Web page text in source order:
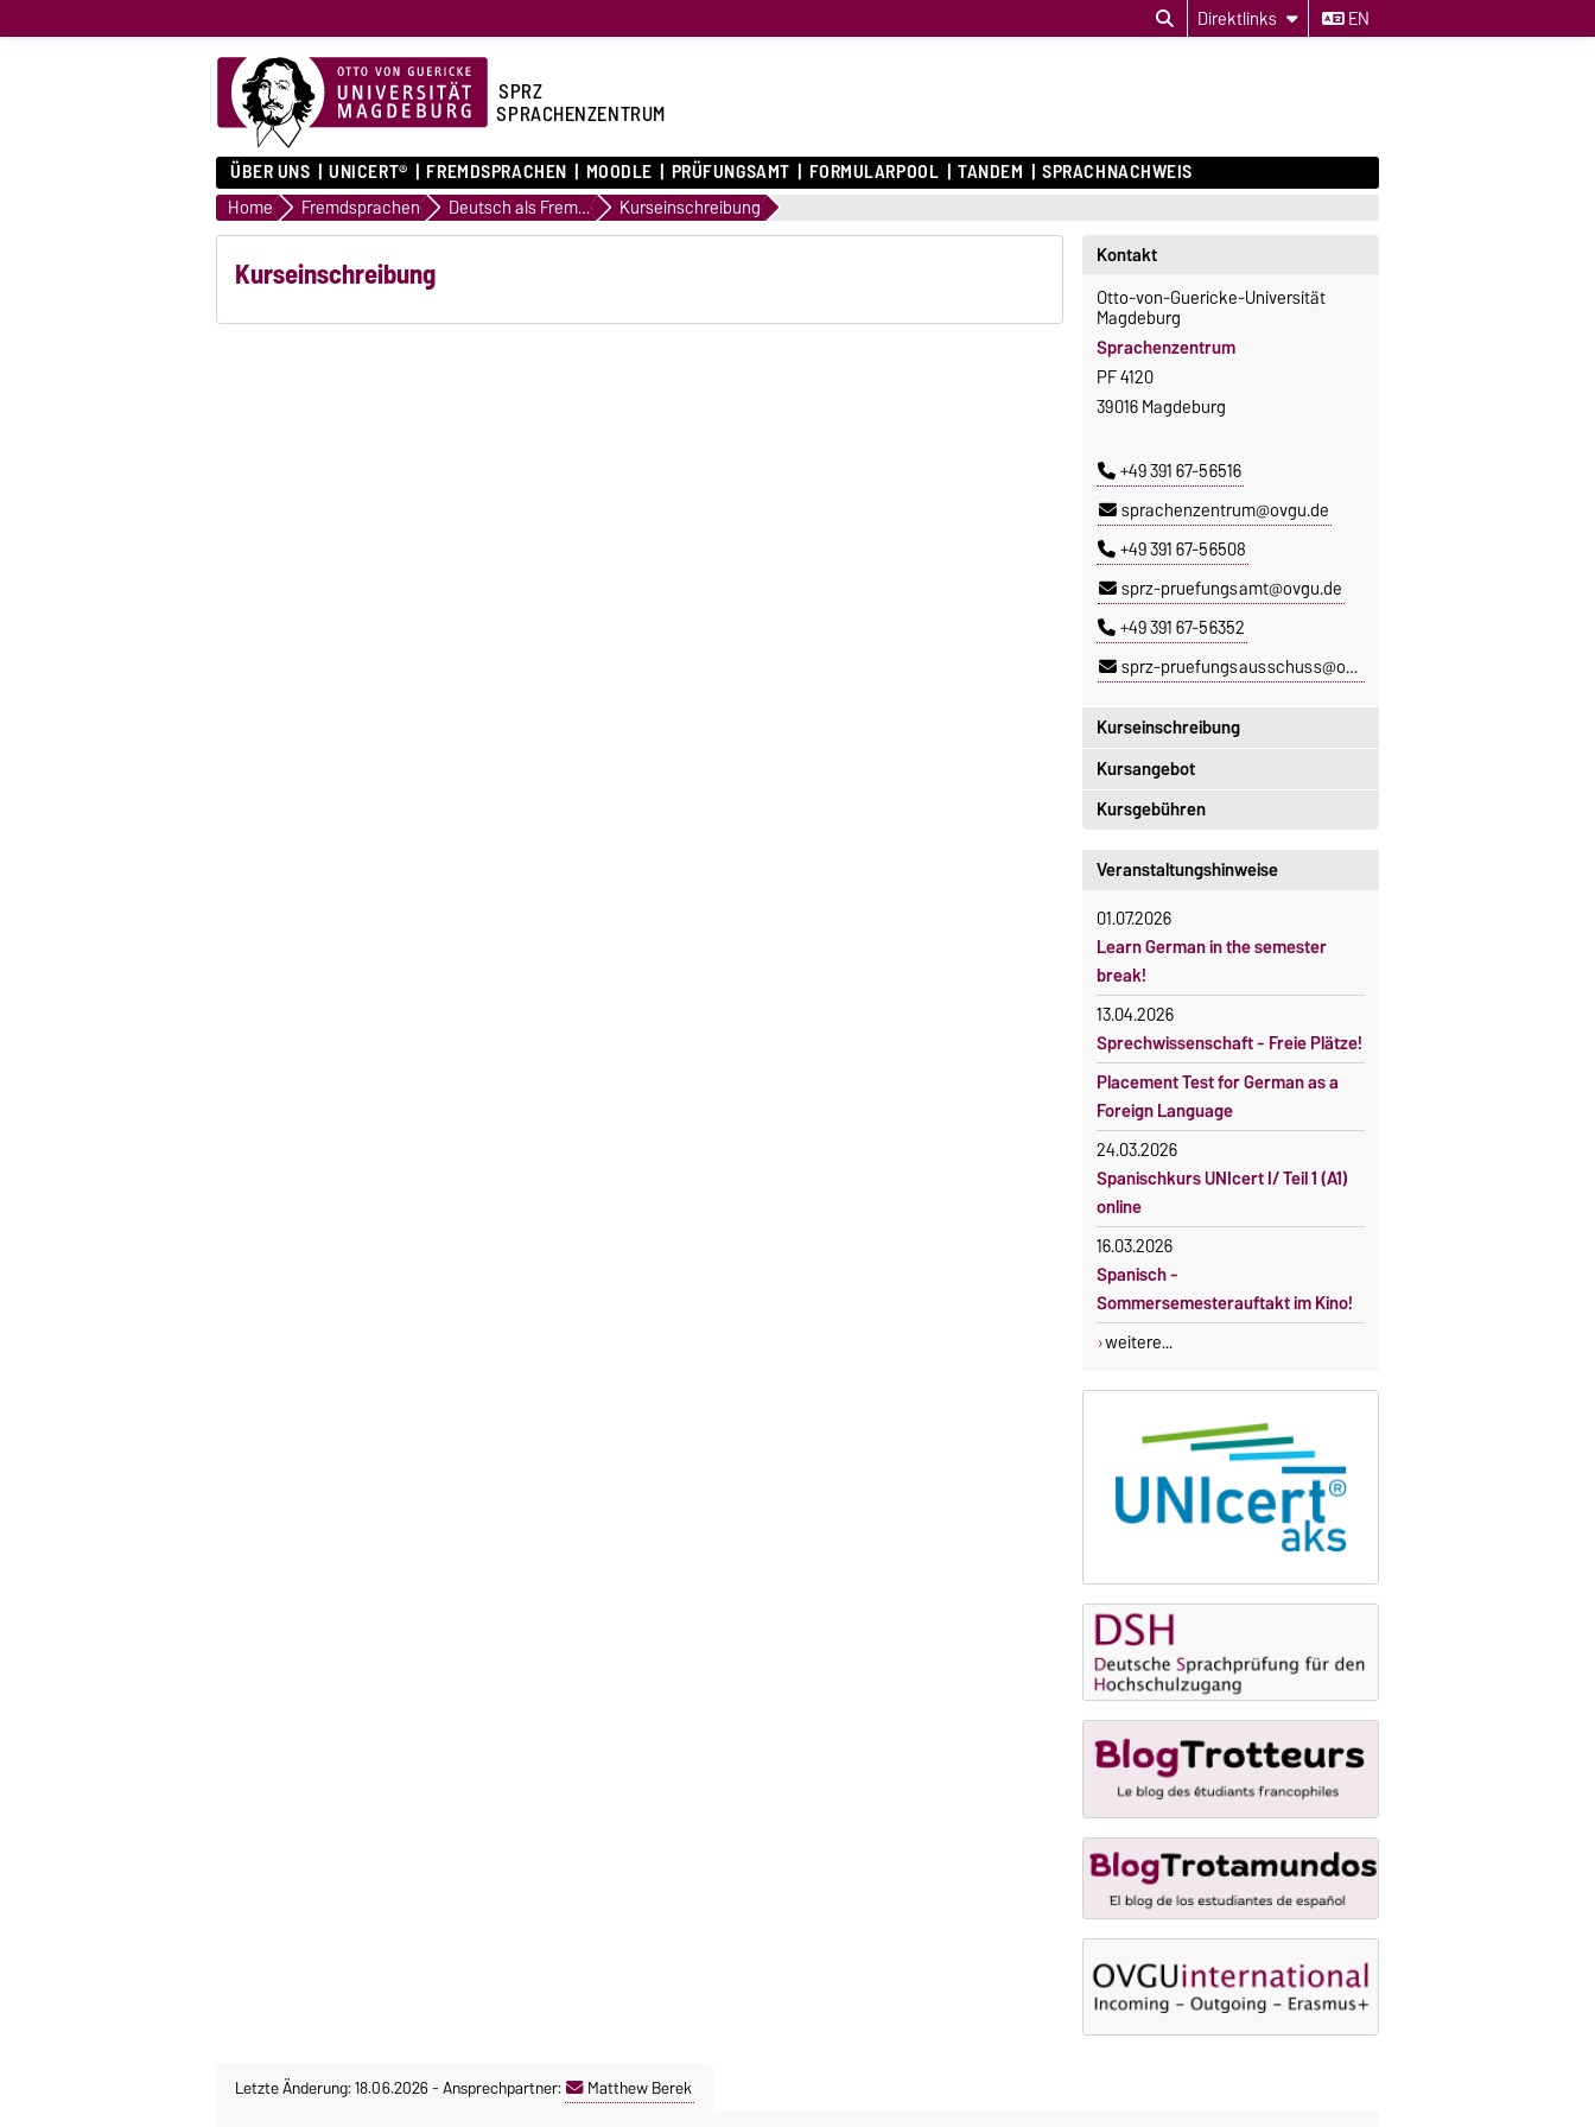
Direktlinks EN
SPRZ
SPRACHENZENTRUM
ÜBER UNS UNICERT® FREMDSPRACHEN MOODLE PRÜFUNGSAMT FORMULARPOOL TANDEM SPRACHNACHWEIS
Home Fremdsprachen Deutsch als Fremdsprache Kurseinschreibung
Kurseinschreibung
Kurseinschreibung
Einschreibezeitraum:
5. Oktober 2026, 9.00 Uhr bis
23. Oktober 2026, 18 Uhr
Moodle
Die Kurse beginnen ab dem 12.
Oktober 2026.
Kursteilnahme nur nach
fristgerechter Online-Anmeldung
Kontakt
Otto-von-Guericke-Universität
Magdeburg
Sprachenzentrum
PF 4120
39016 Magdeburg
+49 391 67-56516
sprachenzentrum@ovgu.de
+49 391 67-56508
sprz-pruefungsamt@ovgu.de
+49 391 67-56352
sprz-pruefungsausschuss@ovgu.de
Kursangebot
Das aktuelle Kursprogramm des
SPRZ finden Sie hier.
Kursgebühren
Sprachkurse sind i. d. R.
gebührenpflichtig.
Gebühren
Gebührenrückerstattung
Gebührenbefreiungen bei
curricularer Sprachausbildung
Gebührenbefreiung bei Incomings
Veranstaltungshinweise
01.07.2026
Learn German in the semester
break!
13.04.2026
Sprechwissenschaft - Freie Plätze!
Placement Test for German as a
Foreign Language
24.03.2026
Spanischkurs UNIcert I/ Teil 1 (A1)
online
16.03.2026
Spanisch -
Sommersemesterauftakt im Kino!
weitere...
Letzte Änderung: 18.06.2026-Ansprechpartner: Matthew Berek